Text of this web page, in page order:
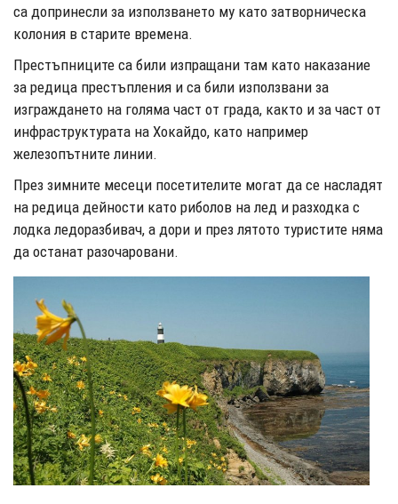
са допринесли за използването му като затворническа
колония в старите времена.
Престъпниците са били изпращани там като наказание
за редица престъпления и са били използвани за
изграждането на голяма част от града, както и за част от
инфраструктурата на Хокайдо, като например
железопътните линии.
През зимните месеци посетителите могат да се насладят
на редица дейности като риболов на лед и разходка с
лодка ледоразбивач, а дори и през лятото туристите няма
да останат разочаровани.